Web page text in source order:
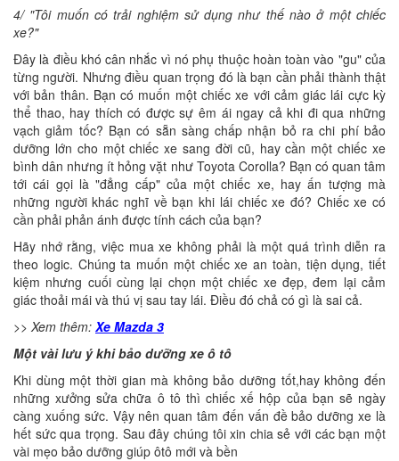
4/ "Tôi muốn có trải nghiệm sử dụng như thế nào ở một chiếc
xe?"
Đây là điều khó cân nhắc vì nó phụ thuộc hoàn toàn vào "gu" của
từng người. Nhưng điều quan trọng đó là bạn cần phải thành thật
với bản thân. Bạn có muốn một chiếc xe với cảm giác lái cực kỳ
thể thao, hay thích có được sự êm ái ngay cả khi đi qua những
vạch giảm tốc? Bạn có sẵn sàng chấp nhận bỏ ra chi phí bảo
dưỡng lớn cho một chiếc xe sang đời cũ, hay cần một chiếc xe
bình dân nhưng ít hỏng vặt như Toyota Corolla? Bạn có quan tâm
tới cái gọi là "đẳng cấp" của một chiếc xe, hay ấn tượng mà
những người khác nghĩ về bạn khi lái chiếc xe đó? Chiếc xe có
cần phải phản ánh được tính cách của bạn?
Hãy nhớ rằng, việc mua xe không phải là một quá trình diễn ra
theo logic. Chúng ta muốn một chiếc xe an toàn, tiện dụng, tiết
kiệm nhưng cuối cùng lại chọn một chiếc xe đẹp, đem lại cảm
giác thoải mái và thú vị sau tay lái. Điều đó chả có gì là sai cả.
>> Xem thêm: Xe Mazda 3
Một vài lưu ý khi bảo dưỡng xe ô tô
Khi dùng một thời gian mà không bảo dưỡng tốt,hay không đến
những xưởng sửa chữa ô tô thì chiếc xế hộp của bạn sẽ ngày
càng xuống sức. Vậy nên quan tâm đến vấn đề bảo dưỡng xe là
hết sức qua trọng. Sau đây chúng tôi xin chia sẻ với các bạn một
vài mẹo bảo dưỡng giúp ôtô mới và bền